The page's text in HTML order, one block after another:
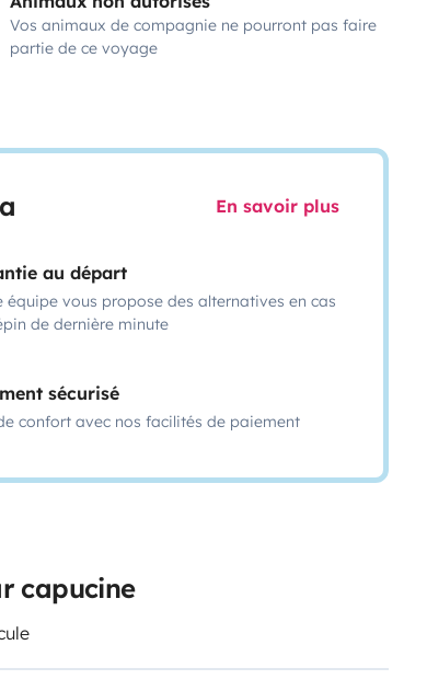
Vos animaux de compagnie ne pourront pas faire
partie de ce voyage
En savoir plus
au départ
équipe vous propose des alternatives en cas
de dernière minute
sécurisé
confort avec nos facilités de paiement
capucine